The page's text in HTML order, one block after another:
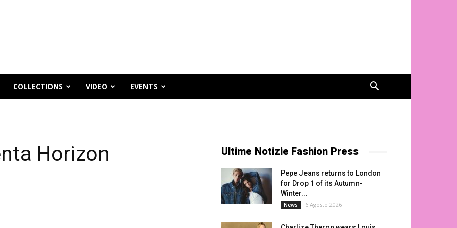
COLLECTIONS VIDEO EVENTS
Horizon Ultime Notizie Fashion Press
Pepe Jeans returns to London
for Drop 1 of its Autumn-
Winter...
News 6 Agosto 2026